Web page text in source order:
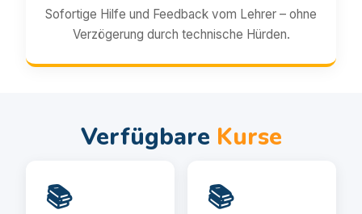
Sofortige Hilfe und Feedback vom Lehrer – ohne
Verzögerung durch technische Hürden.
Verfügbare Kurse
📚
📚